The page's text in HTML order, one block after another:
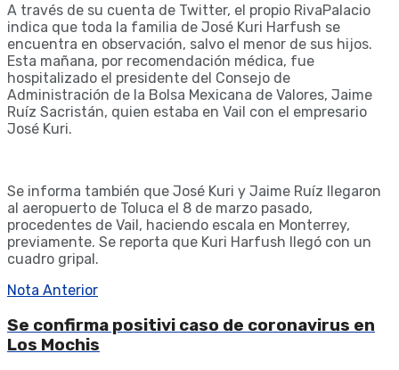
A través de su cuenta de Twitter, el propio RivaPalacio
indica que toda la familia de José Kuri Harfush se
encuentra en observación, salvo el menor de sus hijos.
Esta mañana, por recomendación médica, fue
hospitalizado el presidente del Consejo de
Administración de la Bolsa Mexicana de Valores, Jaime
Ruíz Sacristán, quien estaba en Vail con el empresario
José Kuri.
Se informa también que José Kuri y Jaime Ruíz llegaron
al aeropuerto de Toluca el 8 de marzo pasado,
procedentes de Vail, haciendo escala en Monterrey,
previamente. Se reporta que Kuri Harfush llegó con un
cuadro gripal.
Nota Anterior
Se confirma positivi caso de coronavirus en
Los Mochis